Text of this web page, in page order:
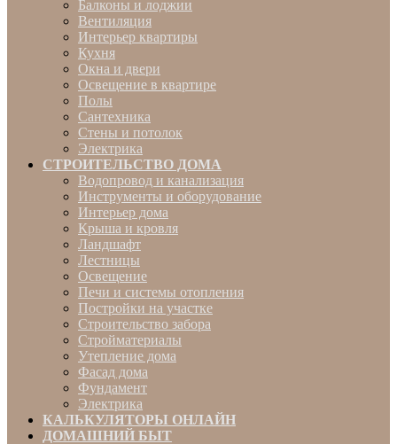
Балконы и лоджии
Вентиляция
Интерьер квартиры
Кухня
Окна и двери
Освещение в квартире
Полы
Сантехника
Стены и потолок
Электрика
СТРОИТЕЛЬСТВО ДОМА
Водопровод и канализация
Инструменты и оборудование
Интерьер дома
Крыша и кровля
Ландшафт
Лестницы
Освещение
Печи и системы отопления
Постройки на участке
Строительство забора
Стройматериалы
Утепление дома
Фасад дома
Фундамент
Электрика
КАЛЬКУЛЯТОРЫ ОНЛАЙН
ДОМАШНИЙ БЫТ